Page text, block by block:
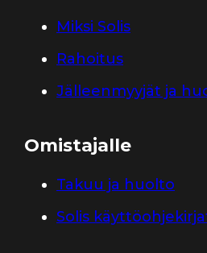
Miksi Solis
Rahoitus
Jälleenmyyjät ja
Omistajalle
Takuu ja huolto
Solis